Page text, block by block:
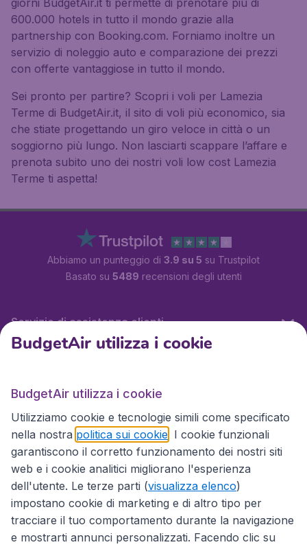
giorni BudgetAir.it ti permette di prenotare più di
600.000 hotels in tutto il mondo grazie alla
partnership con Booking.com. Forniamo inoltre un
servizio di noleggio auto e comparazione dei prezzi
con offerte vantaggiose in tutto il mondo.
Sei pronto per partire? Scopri i voli per Lamezia
Terme di BudgetAir.it, il sito di voli più economico, sia
che stiate progettando un giro veloce in città o un
soggiorno più lungo. Non lasciarti scappare l’affare e
prenota subito uno dei nostri voli low cost Lamezia
Terme ti aspetta!
Abbiamo un punteggio di 3.9 su 5 su Trustpilot
Basato su 5489 recensioni degli utenti
Servizio di assistenza clienti
Siti internazionali
BudgetAir utilizza i cookie
BudgetAir utilizza i cookie
Utilizziamo cookie e tecnologie simili come specificato
nella nostra politica sui cookie . I cookie funzionali
garantiscono il corretto funzionamento dei nostri siti
web e i cookie analitici migliorano l'esperienza
dell'utente. Le terze parti (visualizza elenco)
impostano cookie di marketing e di altro tipo per
tracciare il tuo comportamento durante la navigazione
e mostrarti annunci personalizzati. Facendo clic su